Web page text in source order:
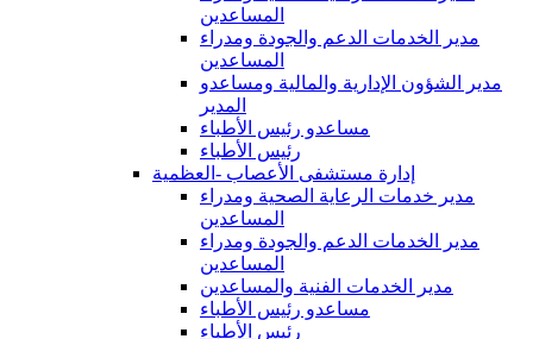
المساعدين
مدير الخدمات الدعم والجودة ومدراء
المساعدين
مدير الشؤون الإدارية والمالية ومساعدو
المدير
مساعدو رئيس الأطباء
رئيس الأطباء
إدارة مستشفى الأعصاب -العظمية
مدير خدمات الرعاية الصحية ومدراء
المساعدين
مدير الخدمات الدعم والجودة ومدراء
المساعدين
مدير الخدمات الفنية والمساعدين
مساعدو رئيس الأطباء
رئيس الأطباء